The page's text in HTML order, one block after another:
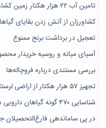
تامین آب ۲۲ هزار هکتار زمین کشاورزی از طریق سدهای خراسان شمالی
کشاورزان از آتش زدن بقایای
تعجیل در برداشت برنج ممنوع
آسیای میانه و روسیه خریدار
بررسی مستندی درباره فروچاله‌ها
تجهیز ۵۷ هزار هکتار از اراضی لرستان به سیستم آبیاری نوین
شناسایی ۴۷٠ گونه گیاهان دارویی در آذربایجان غربی
در پی ساماندهی فارغ‌التحصیلان